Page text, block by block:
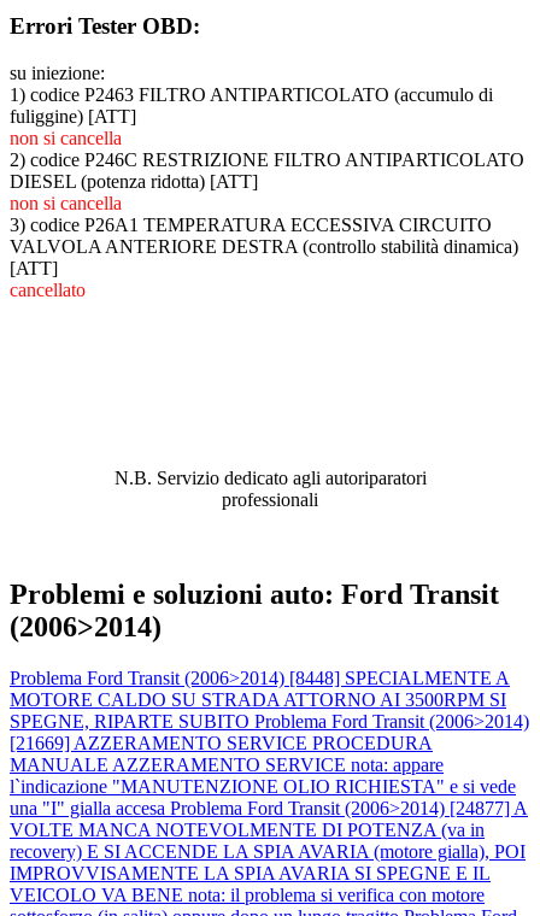
Errori Tester OBD:
su iniezione:
1) codice P2463 FILTRO ANTIPARTICOLATO (accumulo di
fuliggine) [ATT]
non si cancella
2) codice P246C RESTRIZIONE FILTRO ANTIPARTICOLATO
DIESEL (potenza ridotta) [ATT]
non si cancella
3) codice P26A1 TEMPERATURA ECCESSIVA CIRCUITO
VALVOLA ANTERIORE DESTRA (controllo stabilità dinamica)
[ATT]
cancellato
N.B. Servizio dedicato agli autoriparatori
professionali
Problemi e soluzioni auto: Ford Transit
(2006>2014)
Problema Ford Transit (2006>2014) [8448] SPECIALMENTE A
MOTORE CALDO SU STRADA ATTORNO AI 3500RPM SI
SPEGNE, RIPARTE SUBITO Problema Ford Transit (2006>2014)
[21669] AZZERAMENTO SERVICE PROCEDURA
MANUALE AZZERAMENTO SERVICE nota: appare
l`indicazione "MANUTENZIONE OLIO RICHIESTA" e si vede
una "I" gialla accesa Problema Ford Transit (2006>2014) [24877] A
VOLTE MANCA NOTEVOLMENTE DI POTENZA (va in
recovery) E SI ACCENDE LA SPIA AVARIA (motore gialla), POI
IMPROVVISAMENTE LA SPIA AVARIA SI SPEGNE E IL
VEICOLO VA BENE nota: il problema si verifica con motore